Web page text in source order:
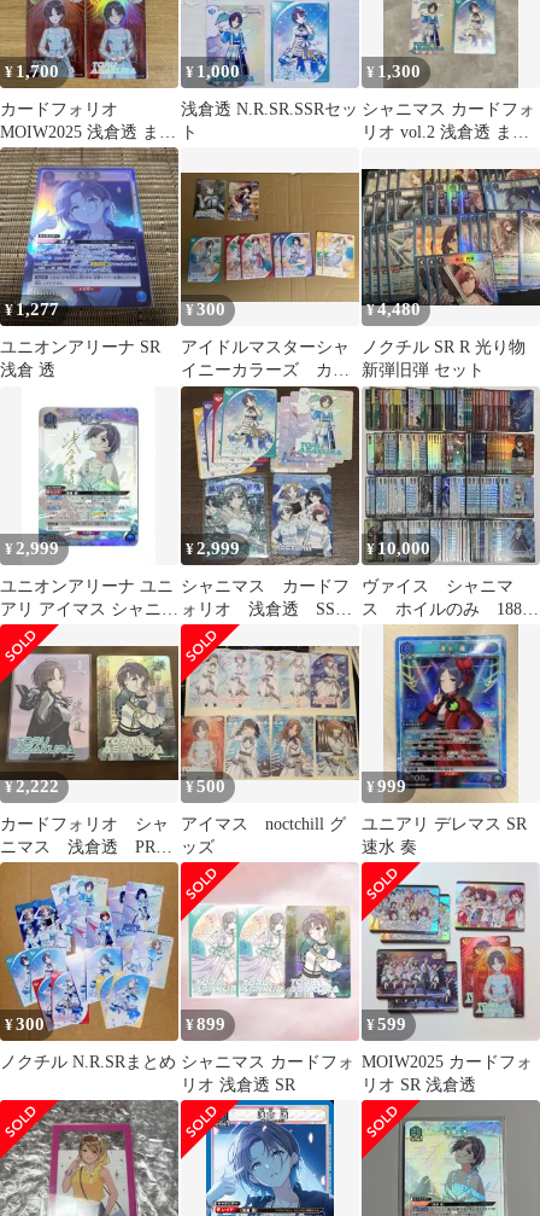
¥ 1,700
カードフォリオ
MOIW2025 浅倉透 まと
め売り
¥ 1,000
浅倉透 N.R.SR.SSRセッ
ト
¥ 1,300
シャニマス カードフォ
リオ vol.2 浅倉透 まと
¥1,277
ユニオンアリーナ SR
浅倉 透
¥300
アイドルマスターシャ
イニーカラーズ カー
ドフォリオ
¥4,480
ノクチル SR R 光り物
新弾旧弾 セット
¥ 2,999
ユニオンアリーナ ユニ
アリ アイマス シャニマ
ス 浅倉 透 パラレル SR
⭐︎
¥2,999
シャニマス カードフ
ォリオ 浅倉透 SSR
他ノクチル
¥10,000
ヴァイス シャニマ
ス ホイルのみ 188枚
セット 1238
¥2,222
カードフォリオ シャ
ニマス 浅倉透 PR
プロモ・SR
¥500
アイマス noctchill グ
ッズ
¥999
ユニアリ デレマス SR
速水 奏
¥300
ノクチル N.R.SRまとめ
¥899
シャニマス カードフォ
リオ 浅倉透 SR
¥599
MOIW2025 カードフォ
リオ SR 浅倉透